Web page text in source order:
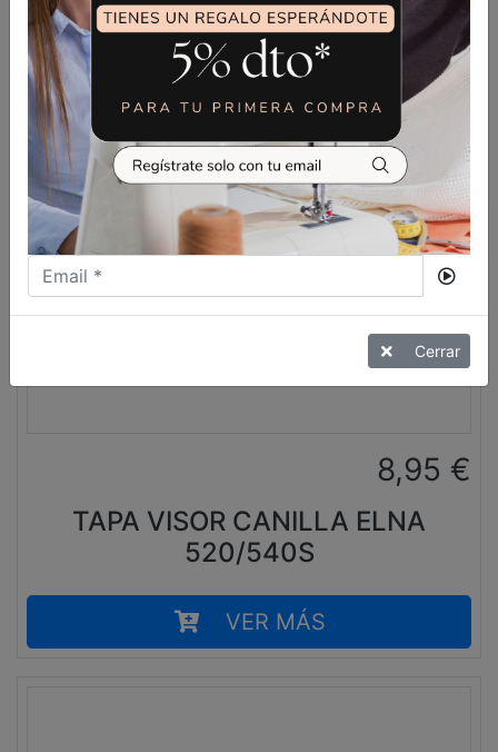
VER MÁS
8,95 €
TAPA VISOR CANILLA ELNA
520/540S
VER MÁS
Cerrar